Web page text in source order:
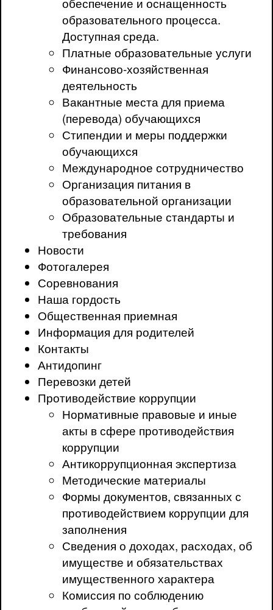
образовательного процесса.
Доступная среда.
Платные образовательные услуги
Финансово-хозяйственная
деятельность
Вакантные места для приема
(перевода) обучающихся
Стипендии и меры поддержки
обучающихся
Международное сотрудничество
Организация питания в
образовательной организации
Образовательные стандарты и
требования
Новости
Фотогалерея
Соревнования
Наша гордость
Общественная приемная
Информация для родителей
Контакты
Антидопинг
Перевозки детей
Противодействие коррупции
Нормативные правовые и иные
акты в сфере противодействия
коррупции
Антикоррупционная экспертиза
Методические материалы
Формы документов, связанных с
противодействием коррупции для
заполнения
Сведения о доходах, расходах, об
имуществе и обязательствах
имущественного характера
Комиссия по соблюдению